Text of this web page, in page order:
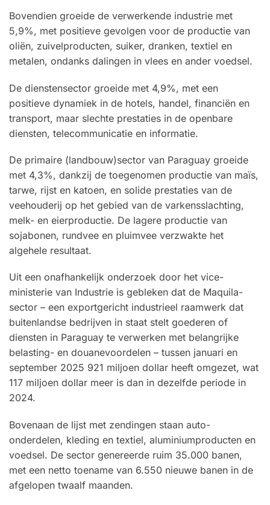
Bovendien groeide de verwerkende industrie met
5,9%, met positieve gevolgen voor de productie van
oliën, zuivelproducten, suiker, dranken, textiel en
metalen, ondanks dalingen in vlees en ander voedsel.
De dienstensector groeide met 4,9%, met een
positieve dynamiek in de hotels, handel, financiën en
transport, maar slechte prestaties in de openbare
diensten, telecommunicatie en informatie.
De primaire (landbouw)sector van Paraguay groeide
met 4,3%, dankzij de toegenomen productie van maïs,
tarwe, rijst en katoen, en solide prestaties van de
veehouderij op het gebied van de varkensslachting,
melk- en eierproductie. De lagere productie van
sojabonen, rundvee en pluimvee verzwakte het
algehele resultaat.
Uit een onafhankelijk onderzoek door het vice-
ministerie van Industrie is gebleken dat de Maquila-
sector – een exportgericht industrieel raamwerk dat
buitenlandse bedrijven in staat stelt goederen of
diensten in Paraguay te verwerken met belangrijke
belasting- en douanevoordelen – tussen januari en
september 2025 921 miljoen dollar heeft omgezet, wat
117 miljoen dollar meer is dan in dezelfde periode in
2024.
Bovenaan de lijst met zendingen staan ​​auto-
onderdelen, kleding en textiel, aluminiumproducten en
voedsel. De sector genereerde ruim 35.000 banen,
met een netto toename van 6.550 nieuwe banen in de
afgelopen twaalf maanden.